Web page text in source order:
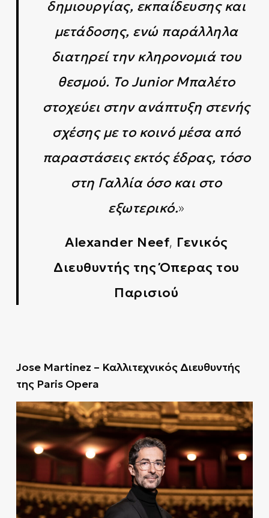
δημιουργίας, εκπαίδευσης και
μετάδοσης, ενώ παράλληλα
διατηρεί την κληρονομιά του
θεσμού. Το Junior Μπαλέτο
στοχεύει στην ανάπτυξη στενής
σχέσης με το κοινό μέσα από
παραστάσεις εκτός έδρας, τόσο
στη Γαλλία όσο και στο
εξωτερικό.»
Alexander Neef, Γενικός
Διευθυντής της Όπερας του
Παρισιού
Jose Martinez – Καλλιτεχνικός Διευθυντής
της Paris Opera